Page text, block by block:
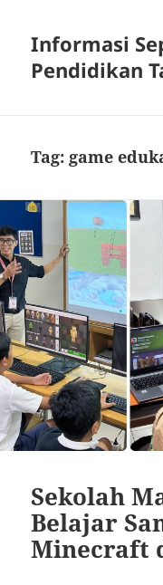
Informasi
Pendidikan
Tag: game
Sekolah
Belajar
Minecraft